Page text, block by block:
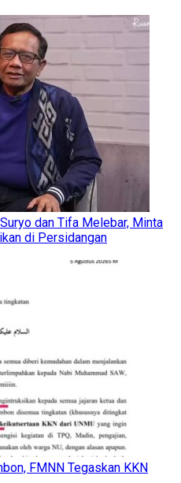
dan Tifa Melebar, Minta
di Persidangan
FMNN Tegaskan KKN